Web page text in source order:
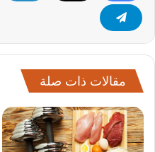
مقالات ذات صلة